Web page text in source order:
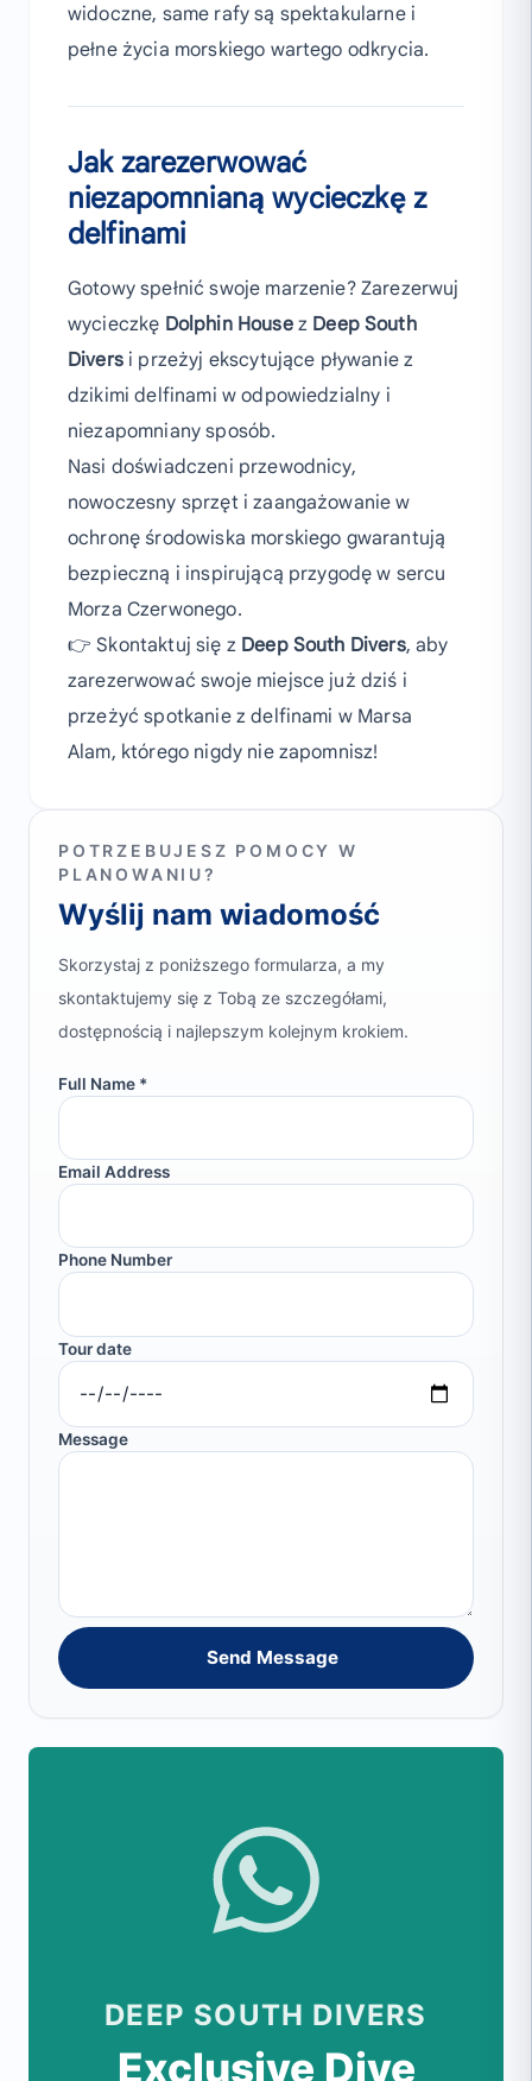
widoczne, same rafy są spektakularne i
pełne życia morskiego wartego odkrycia.
Jak zarezerwować
niezapomnianą wycieczkę z
delfinami
Gotowy spełnić swoje marzenie? Zarezerwuj
wycieczkę Dolphin Housez Deep South
Diversi przeżyj ekscytujące pływanie z
dzikimi delfinami w odpowiedzialny i
niezapomniany sposób.
Nasi doświadczeni przewodnicy,
nowoczesny sprzęt i zaangażowanie w
ochronę środowiska morskiego gwarantują
bezpieczną i inspirującą przygodę w sercu
Morza Czerwonego.
👉 Skontaktuj się z Deep South Divers, aby
zarezerwować swoje miejsce już dziś i
przeżyć spotkanie z delfinami w Marsa
Alam, którego nigdy nie zapomnisz!
POTRZEBUJESZ POMOCY W
PLANOWANIU?
Wyślij nam wiadomość
Skorzystaj z poniższego formularza, a my
skontaktujemy się z Tobą ze szczegółami,
dostępnością i najlepszym kolejnym krokiem.
Full Name *
Email Address
Phone Number
Tour date
Message
Send Message
DEEP SOUTH DIVERS
Exclusive Dive